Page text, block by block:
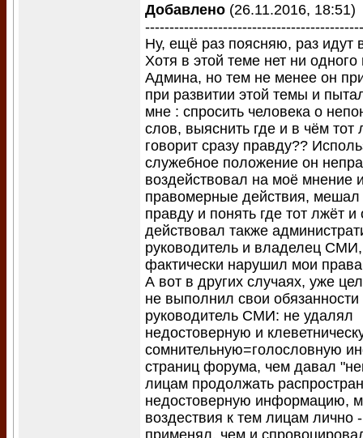
Добавлено (26.11.2016, 18:51)
---------------------------------------------
Ну, ещё раз поясняю, раз идут
Хотя в этой теме нет ни одного
Админа, но тем не менее он
при развитии этой темы и
мне : спросить человека о
слов, выяснить где и в чём тот
говорит сразу правду??
служебное положение он
воздействовал на моё мнение
правомерные действия, мешал
правду и понять где тот лжёт и
действовал также
руководитель и владелец
фактически нарушил мои
А вот в других случаях, уже
не выполнил свои обязанности
руководитель СМИ: не удалял
недостоверную и
сомнительную=голословную
страниц форума, чем давал
лицам продолжать
недостоверную информацию,
воздествия к тем лицам лично
применял, чем и